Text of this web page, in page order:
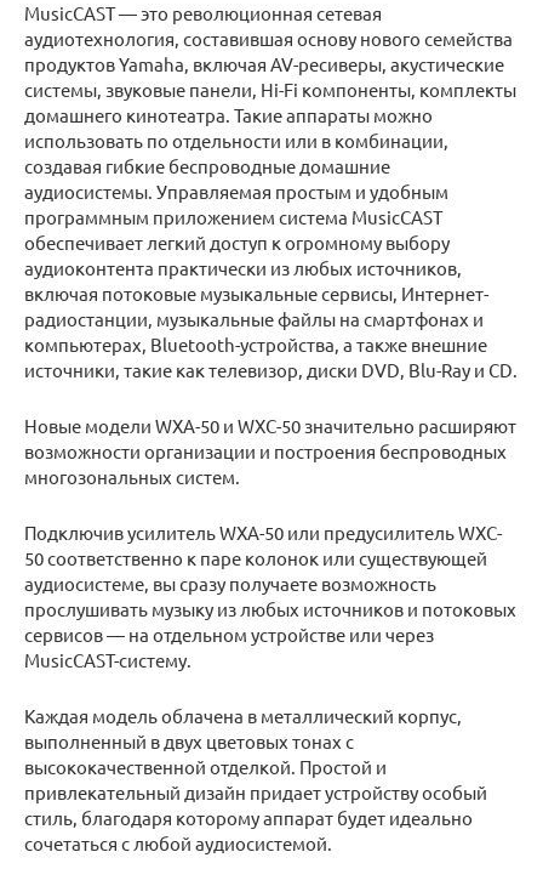
MusicCAST — это революционная сетевая
аудиотехнология, составившая основу нового семейства
продуктов Yamaha, включая AV-ресиверы, акустические
системы, звуковые панели, Hi-Fi компоненты, комплекты
домашнего кинотеатра. Такие аппараты можно
использовать по отдельности или в комбинации,
создавая гибкие беспроводные домашние
аудиосистемы. Управляемая простым и удобным
программным приложением система MusicCAST
обеспечивает легкий доступ к огромному выбору
аудиоконтента практически из любых источников,
включая потоковые музыкальные сервисы, Интернет-
радиостанции, музыкальные файлы на смартфонах и
компьютерах, Bluetooth-устройства, а также внешние
источники, такие как телевизор, диски DVD, Blu-Ray и CD.
Новые модели WXA-50 и WXC-50 значительно расширяют
возможности организации и построения беспроводных
многозональных систем.
Подключив усилитель WXA-50 или предусилитель WXC-
50 соответственно к паре колонок или существующей
аудиосистеме, вы сразу получаете возможность
прослушивать музыку из любых источников и потоковых
сервисов — на отдельном устройстве или через
MusicCAST-систему.
Каждая модель облачена в металлический корпус,
выполненный в двух цветовых тонах с
высококачественной отделкой. Простой и
привлекательный дизайн придает устройству особый
стиль, благодаря которому аппарат будет идеально
сочетаться с любой аудиосистемой.